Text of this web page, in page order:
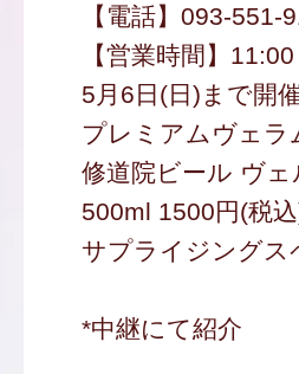
【電話】093-551-
【営業時間】
5月6日(日)まで開
プレミアムヴェ
修道院ビール ヴ
500ml 1500円(税
サプライジングス
*中継にて紹介